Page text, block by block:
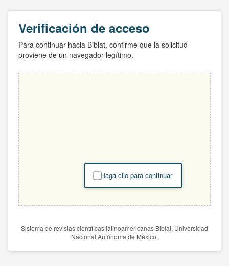
Verificación de acceso
Para continuar hacia Biblat, confirme que la solicitud
proviene de un navegador legítimo.
Haga clic para continuar
Sistema de revistas científicas latinoamericanas Biblat. Universidad
Nacional Autónoma de México.